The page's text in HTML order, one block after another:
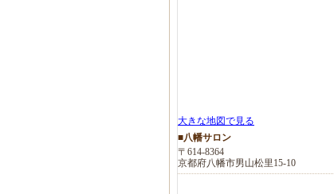
大きな地図で見る
■八幡サロン
〒614-8364
京都府八幡市男山松里15-10